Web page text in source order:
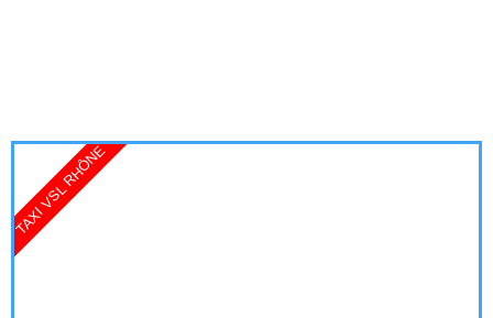
TAXI VSL RHÔNE